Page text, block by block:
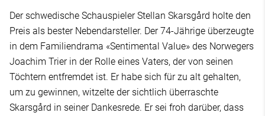
Der schwedische Schauspieler Stellan Skarsgård holte den
Preis als bester Nebendarsteller. Der 74-Jährige überzeugte
in dem Familiendrama «Sentimental Value» des Norwegers
Joachim Trier in der Rolle eines Vaters, der von seinen
Töchtern entfremdet ist. Er habe sich für zu alt gehalten,
um zu gewinnen, witzelte der sichtlich überraschte
Skarsgård in seiner Dankesrede. Er sei froh darüber, dass